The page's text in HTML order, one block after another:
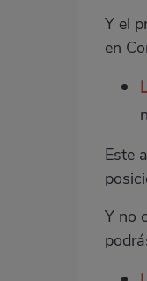
Y el
en
Este
Y no